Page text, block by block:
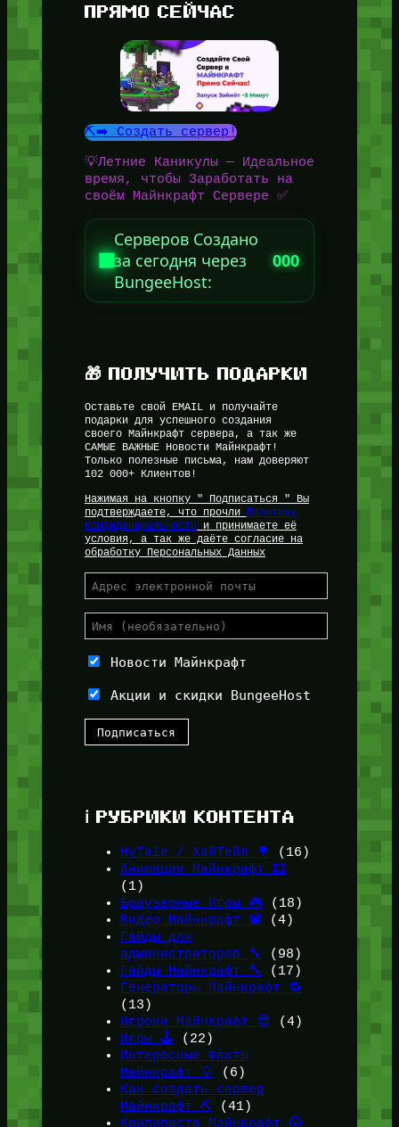
ПРЯМО СЕЙЧАС
⛏️➡️ Создать сервер!
💡Летние Каникулы — Идеальное
время, чтобы Заработать на
своём Майнкрафт Сервере ✅
Серверов Создано
за сегодня через
BungeeHost:
000
🎁 ПОЛУЧИТЬ ПОДАРКИ
Оставьте свой EMAIL и получайте
подарки для успешного создания
своего Майнкрафт сервера, а так же
САМЫЕ ВАЖНЫЕ Новости Майнкрафт!
Только полезные письма, нам доверяют
102 000+ Клиентов!
Нажимая на кнопку " Подписаться " Вы
подтверждаете, что прочли
Политику
Конфиденциальностии принимаете её
условия, а так же даёте согласие на
обработку Персональных Данных
Новости Майнкрафт
Акции и скидки BungeeHost
ℹ️ РУБРИКИ КОНТЕНТА
HyTale / ХайТейл 🌳
(16)
Анимации Майнкрафт 🎞️
(1)
Браузерные Игры 🎮(18)
Видео Майнкрафт 📽️ (4)
Гайды для
администраторов 🔧
(98)
Гайды Майнкрафт 🔨
(17)
Генераторы Майнкрафт 🔁
(13)
Игроки Майнкрафт 😎 (4)
Игры 🕹️ (22)
Интересные Факты
Майнкрафт 💡(6)
Как создать сервер
Майнкрафт ⛏️ (41)
Крипипаста Майнкрафт 😱